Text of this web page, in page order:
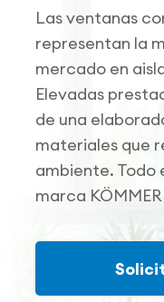
Las ventanas
representan la
mercado en
Elevadas
de una
materiales que
ambiente. Todo
marca